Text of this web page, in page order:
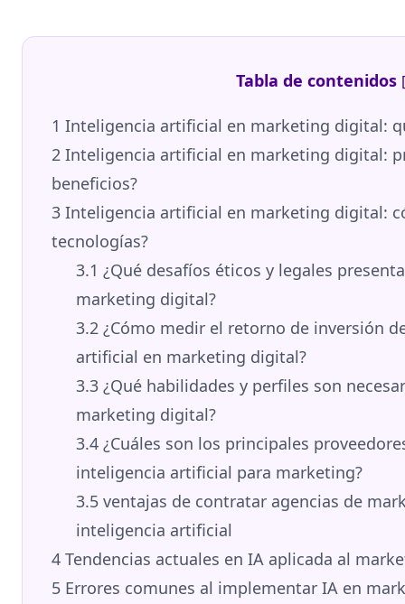
Tabla de contenidos [
1 Inteligencia artificial en marketing digital:
2 Inteligencia artificial en marketing digital:
beneficios?
3 Inteligencia artificial en marketing digital:
tecnologías?
3.1 ¿Qué desafíos éticos y legales
marketing digital?
3.2 ¿Cómo medir el retorno de inversión
artificial en marketing digital?
3.3 ¿Qué habilidades y perfiles son
marketing digital?
3.4 ¿Cuáles son los principales
inteligencia artificial para marketing?
3.5 ventajas de contratar agencias de
inteligencia artificial
4 Tendencias actuales en IA aplicada al
5 Errores comunes al implementar IA en